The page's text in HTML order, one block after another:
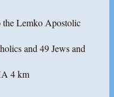
the Lemko Apostolic
and 49 Jews and
4 km